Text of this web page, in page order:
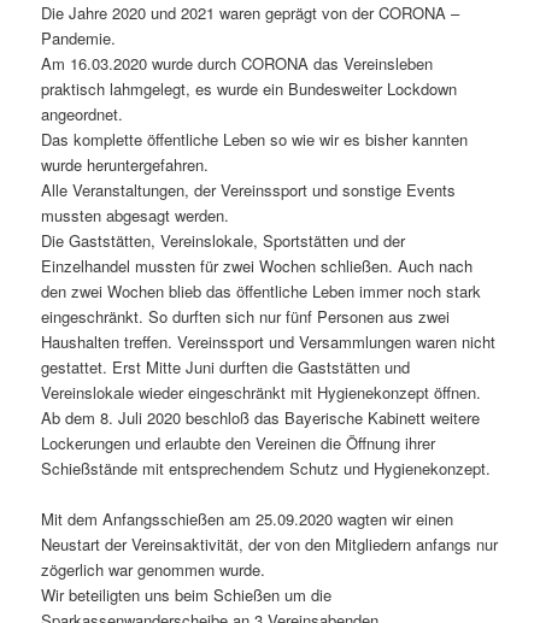
Die Jahre 2020 und 2021 waren geprägt von der CORONA –
Pandemie.
Am 16.03.2020 wurde durch CORONA das Vereinsleben
praktisch lahmgelegt, es wurde ein Bundesweiter Lockdown
angeordnet.
Das komplette öffentliche Leben so wie wir es bisher kannten
wurde heruntergefahren.
Alle Veranstaltungen, der Vereinssport und sonstige Events
mussten abgesagt werden.
Die Gaststätten, Vereinslokale, Sportstätten und der
Einzelhandel mussten für zwei Wochen schließen. Auch nach
den zwei Wochen blieb das öffentliche Leben immer noch stark
eingeschränkt. So durften sich nur fünf Personen aus zwei
Haushalten treffen. Vereinssport und Versammlungen waren nicht
gestattet. Erst Mitte Juni durften die Gaststätten und
Vereinslokale wieder eingeschränkt mit Hygienekonzept öffnen.
Ab dem 8. Juli 2020 beschloß das Bayerische Kabinett weitere
Lockerungen und erlaubte den Vereinen die Öffnung ihrer
Schießstände mit entsprechendem Schutz und Hygienekonzept.
Mit dem Anfangsschießen am 25.09.2020 wagten wir einen
Neustart der Vereinsaktivität, der von den Mitgliedern anfangs nur
zögerlich war genommen wurde.
Wir beteiligten uns beim Schießen um die